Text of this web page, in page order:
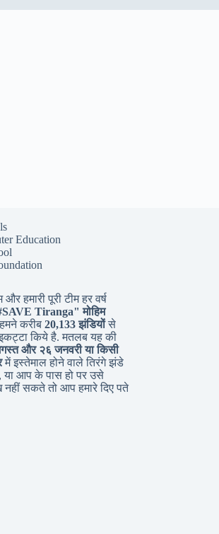
Education
और हमारी पूरी टीम हर वर्ष
SAVE Tiranga" मोहिम
करीब 20,133 झंडियोंसे
किये है. मतलब यह की
और २६ जनवरी या किसी
में इस्तेमाल होने वाले तिरंगे झंडे
या आप के पास हो पर उसे
सकते तो आप हमारे दिए पते